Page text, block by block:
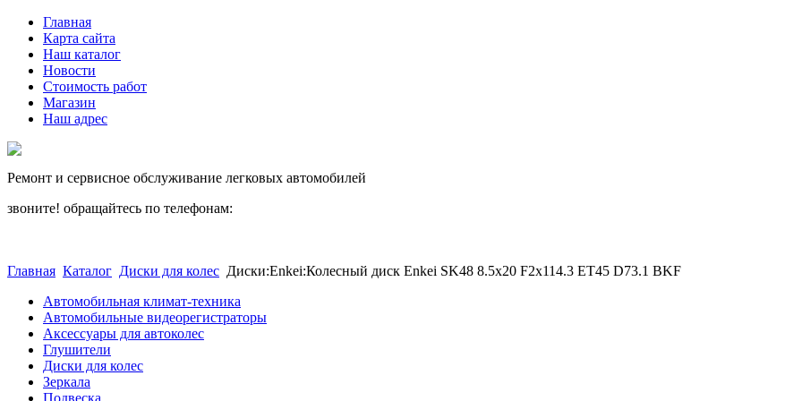
Главная
Карта сайта
Наш каталог
Новости
Стоимость работ
Магазин
Наш адрес
Ремонт и сервисное обслуживание легковых автомобилей
звоните! обращайтесь по телефонам:
Главная Каталог Диски для колес Диски:Enkei:Колесный диск Enkei SK48 8.5x20 F2x114.3 ET45 D73.1 BKF
Автомобильная климат-техника
Автомобильные видеорегистраторы
Аксессуары для автоколес
Глушители
Диски для колес
Зеркала
Подвеска